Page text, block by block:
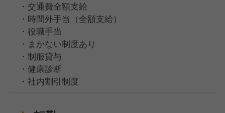
・交通費全額支給
・時間外手当（全額支給）
・役職手当
・まかない制度あり
・制服貸与
・健康診断
・社内割引制度